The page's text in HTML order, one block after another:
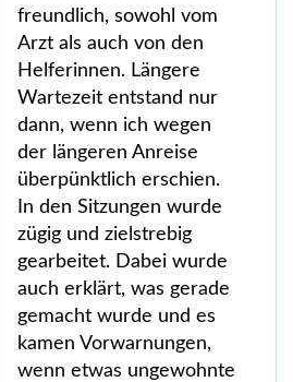
freundlich, sowohl vom
Arzt als auch von den
Helferinnen. Längere
Wartezeit entstand nur
dann, wenn ich wegen
der längeren Anreise
überpünktlich erschien.
In den Sitzungen wurde
zügig und zielstrebig
gearbeitet. Dabei wurde
auch erklärt, was gerade
gemacht wurde und es
kamen Vorwarnungen,
wenn etwas ungewohnte